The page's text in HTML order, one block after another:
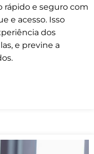
rápido e seguro com
e acesso. Isso
dos
e previne a